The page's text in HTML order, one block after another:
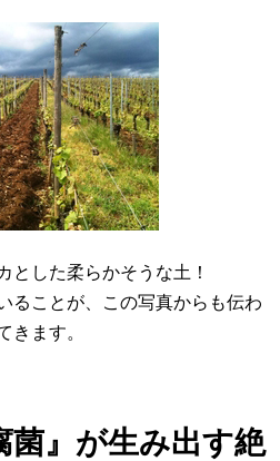
とした柔らかそうな土！
ることが、この写真からも伝わ
きます。
菌』が生み出す絶